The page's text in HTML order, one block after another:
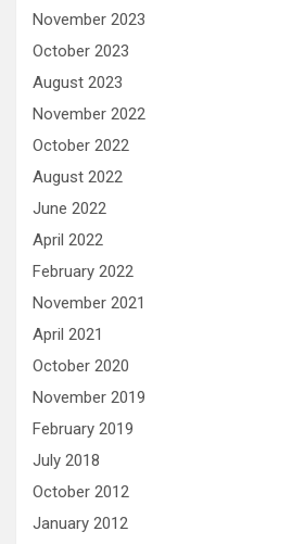
November 2023
October 2023
August 2023
November 2022
October 2022
August 2022
June 2022
April 2022
February 2022
November 2021
April 2021
October 2020
November 2019
February 2019
July 2018
October 2012
January 2012